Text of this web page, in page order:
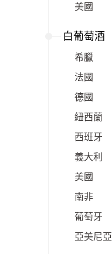
美國
白葡萄酒
希臘
法國
德國
紐西蘭
西班牙
義大利
美國
南非
葡萄牙
亞美尼亞